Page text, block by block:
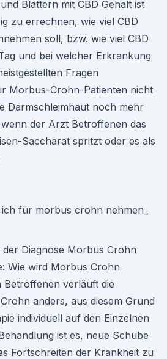
Blättern mit CBD Gehalt ist
zu errechnen, wie viel CBD
soll, bzw. wie viel CBD
und bei welcher Erkrankung
Fragen
Morbus-Crohn-Patienten nicht
Darmschleimhaut noch mehr
der Arzt Betroffenen das
Saccharat spritzt oder es als
Diagnose Morbus Crohn
Wie wird Morbus Crohn
Betroffenen verläuft die
anders, aus diesem Grund
individuell auf den Einzelnen
ist es, neue Schübe
Fortschreiten der Krankheit zu